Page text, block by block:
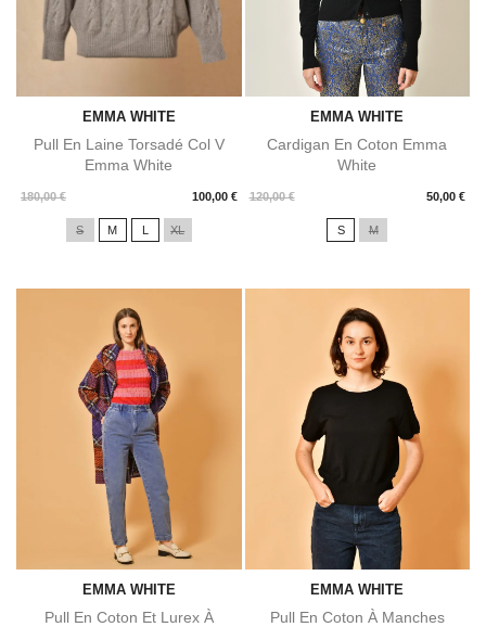
EMMA WHITE
Pull En Laine Torsadé Col V
Emma White
180,00 € 100,00 €
Prix
S M XL
EMMA WHITE
Cardigan En Coton Emma
White
120,00 € 50,00 €
Prix
S M
EMMA WHITE
Pull En Coton Et Lurex À
EMMA WHITE
Pull En Coton À Manches